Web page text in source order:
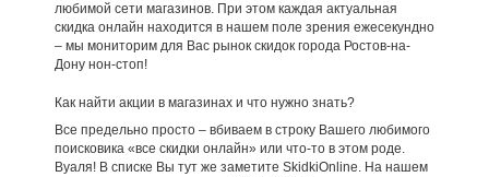
любимой сети магазинов. При этом каждая актуальная
скидка онлайн находится в нашем поле зрения ежесекундно
– мы мониторим для Вас рынок скидок города Ростов-на-
Дону нон-стоп!
Как найти акции в магазинах и что нужно знать?
Все предельно просто – вбиваем в строку Вашего любимого
поисковика «все скидки онлайн» или что-то в этом роде.
Вуаля! В списке Вы тут же заметите SkidkiOnline. На нашем